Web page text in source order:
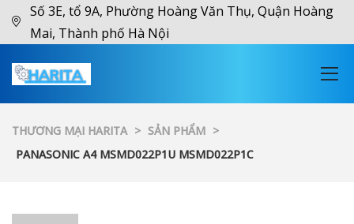
Số 3E, tổ 9A, Phường Hoàng Văn Thụ, Quận Hoàng
Mai, Thành phố Hà Nội
THƯƠNG MẠI HARITA > SẢN PHẨM >
PANASONIC A4 MSMD022P1U MSMD022P1C